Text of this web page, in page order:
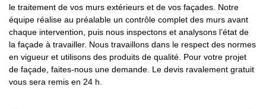
le traitement de vos murs extérieurs et de vos façades. Notre
équipe réalise au préalable un contrôle complet des murs avant
chaque intervention, puis nous inspectons et analysons l’état de
la façade à travailler. Nous travaillons dans le respect des normes
en vigueur et utilisons des produits de qualité. Pour votre projet
de façade, faites-nous une demande. Le devis ravalement gratuit
vous sera remis en 24 h.